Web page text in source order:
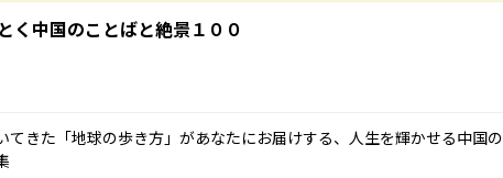
く中国のことばと絶景１００
てきた「地球の歩き方」があなたにお届けする、人生を輝かせる中国の